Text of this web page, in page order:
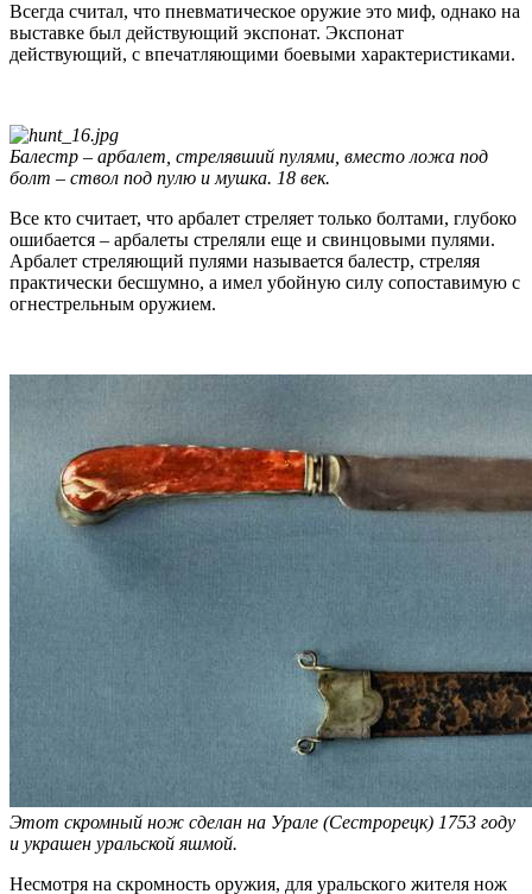
Всегда считал, что пневматическое оружие это миф, однако на
выставке был действующий экспонат. Экспонат
действующий, с впечатляющими боевыми характеристиками.
Балестр – арбалет, стрелявший пулями, вместо ложа под
болт – ствол под пулю и мушка. 18 век.
Все кто считает, что арбалет стреляет только болтами, глубоко
ошибается – арбалеты стреляли еще и свинцовыми пулями.
Арбалет стреляющий пулями называется балестр, стреляя
практически бесшумно, а имел убойную силу сопоставимую с
огнестрельным оружием.
Этот скромный нож сделан на Урале (Сестрорецк) 1753 году
и украшен уральской яшмой.
Несмотря на скромность оружия, для уральского жителя нож